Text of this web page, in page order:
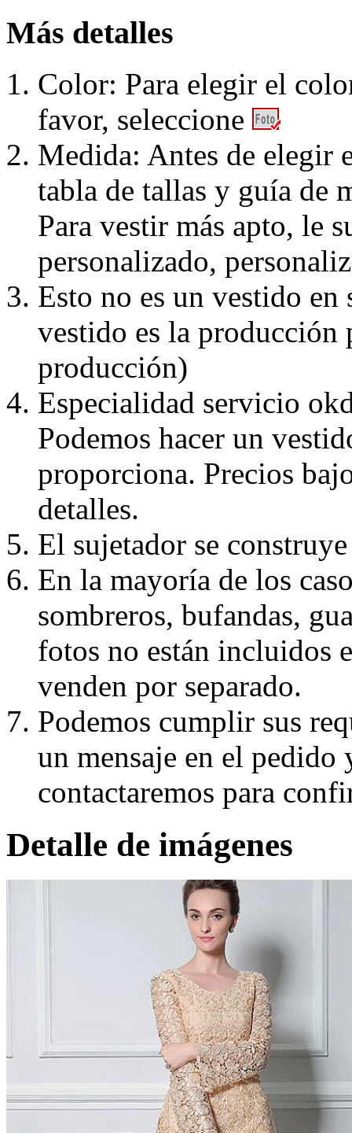
Más detalles
Color: Para elegir el
favor, seleccione
Medida: Antes de elegir
tabla de tallas y guía de
Para vestir más apto, le
personalizado,
Esto no es un vestido
vestido es la producción
producción)
Especialidad servicio
Podemos hacer un
proporciona. Precios
detalles.
El sujetador se
En la mayoría de los
sombreros, bufandas,
fotos no están incluidos
venden por separado.
Podemos cumplir sus
un mensaje en el pedido
contactaremos para
Detalle de imágenes